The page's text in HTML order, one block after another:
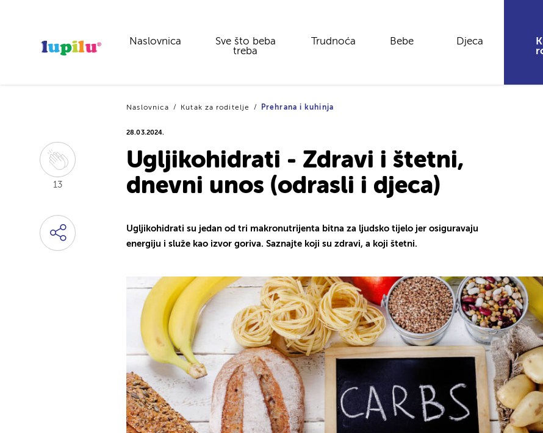
Naslovnica
Sve što beba
treba
Trudnoća Bebe Djeca
13
Naslovnica Kutak za roditelje Prehrana i kuhinja
28.03.2024.
Ugljikohidrati - Zdravi i štetni,
dnevni unos (odrasli i djeca)
Ugljikohidrati su jedan od tri makronutrijenta bitna za ljudsko tijelo jer osiguravaju
energiju i služe kao izvor goriva. Saznajte koji su zdravi, a koji štetni.